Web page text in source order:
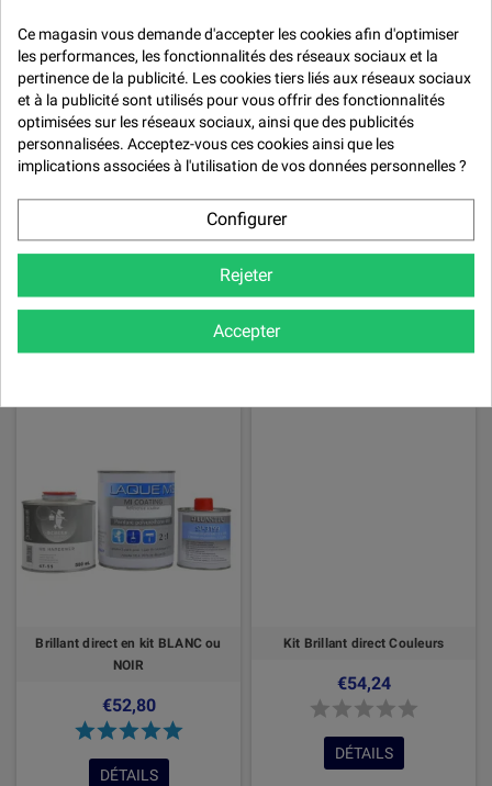
MARQUES
Car Repair System
Quai West 33
Brillant direct en kit BLANC ou
NOIR
€52,80
DÉTAILS
Kit Brillant direct Couleurs
€54,24
DÉTAILS
Ce magasin vous demande d'accepter les cookies afin d'optimiser
les performances, les fonctionnalités des réseaux sociaux et la
pertinence de la publicité. Les cookies tiers liés aux réseaux sociaux
et à la publicité sont utilisés pour vous offrir des fonctionnalités
optimisées sur les réseaux sociaux, ainsi que des publicités
personnalisées. Acceptez-vous ces cookies ainsi que les
implications associées à l'utilisation de vos données personnelles ?
Configurer
Rejeter
Accepter